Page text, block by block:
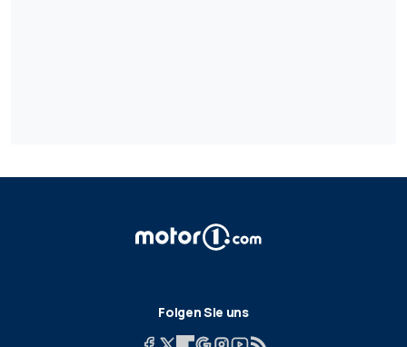
Folgen Sie uns